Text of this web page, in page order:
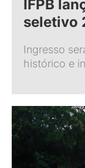
IFPB
seletivo
Ingresso
histórico e